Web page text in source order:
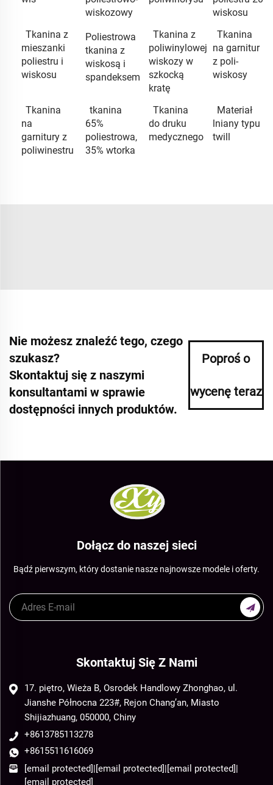
wiskozowy
wiskosu
Tkanina z
mieszanki
poliestru i
wiskosu
Poliestrowa
tkanina z
wiskosą i
spandeksem
Tkanina z
poliwinylowej
wiskozy w
szkocką
kratę
Tkanina
na garnitur
z poli-
wiskosy
Tkanina
na
garnitury z
poliwinestru
tkanina
65%
poliestrowa,
35% wtorka
Tkanina
do druku
medycznego
Materiał
lniany typu
twill
Nie możesz znaleźć tego, czego
szukasz?
Skontaktuj się z naszymi
konsultantami w sprawie
dostępności innych produktów.
Poproś o
wycenę teraz
Dołącz do naszej sieci
Bądź pierwszym, który dostanie nasze najnowsze modele i oferty.
Skontaktuj Się Z Nami
17. piętro, Wieża B, Osrodek Handlowy Zhonghao, ul.
Jianshe Północna 223#, Rejon Chang’an, Miasto
Shijiazhuang, 050000, Chiny
+8613785113278
+8615511616069
[email protected]|[email protected]|[email protected]|
[email protected]